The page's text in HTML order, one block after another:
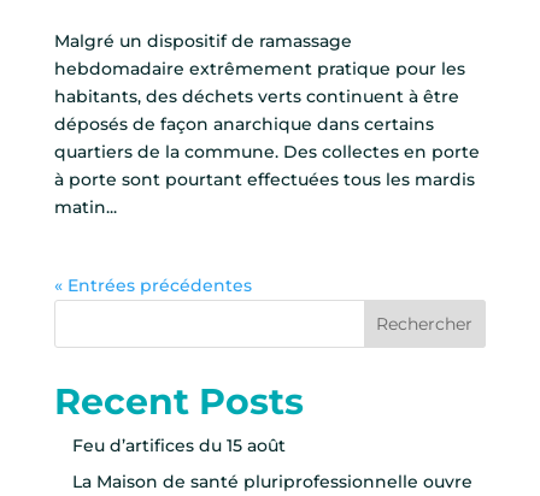
Malgré un dispositif de ramassage
hebdomadaire extrêmement pratique pour les
habitants, des déchets verts continuent à être
déposés de façon anarchique dans certains
quartiers de la commune. Des collectes en porte
à porte sont pourtant effectuées tous les mardis
matin...
« Entrées précédentes
Rechercher
Recent Posts
Feu d’artifices du 15 août
La Maison de santé pluriprofessionnelle ouvre